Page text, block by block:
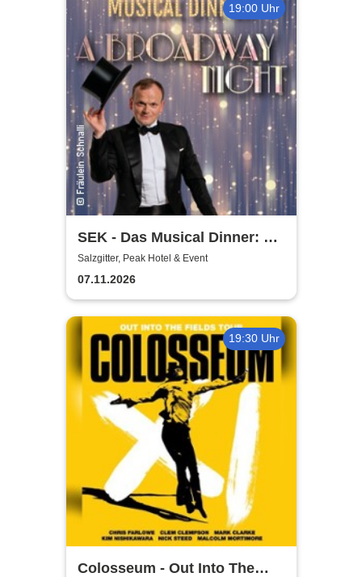
19:00 Uhr
SEK - Das Musical Dinner: A
Broadway Night
Salzgitter, Peak Hotel & Event
07.11.2026
19:30 Uhr
Colosseum - Out Into The